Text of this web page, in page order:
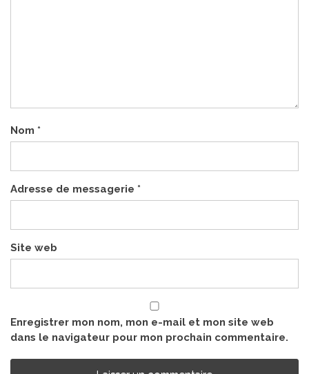
Nom *
Adresse de messagerie *
Site web
Enregistrer mon nom, mon e-mail et mon site web
dans le navigateur pour mon prochain commentaire.